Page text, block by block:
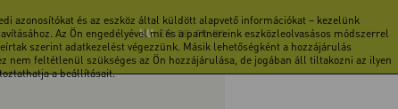
azonosítókat és az eszköz által küldött alapvető információkat – kezelünk
Az Ön engedélyével mi és a partnereink eszközleolvasásos módszerrel
szerint adatkezelést végezzünk. Másik lehetőségként a hozzájárulás
nem feltétlenül szükséges az Ön hozzájárulása, de jogában áll tiltakozni az ilyen
a beállításait.
HU EN DE FR RO